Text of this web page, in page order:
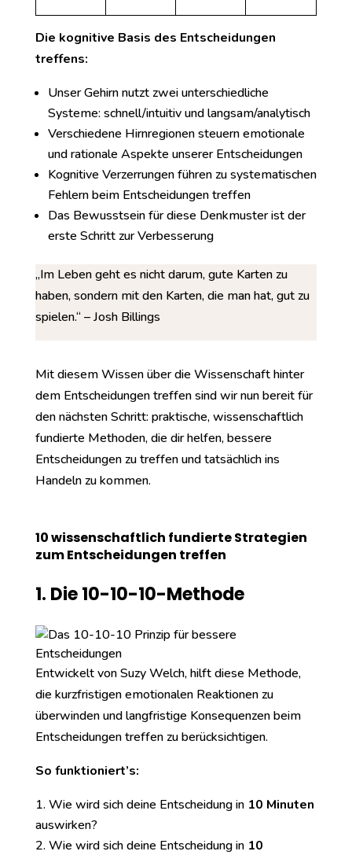
Die kognitive Basis des Entscheidungen
treffens:
Unser Gehirn nutzt zwei unterschiedliche
Systeme: schnell/intuitiv und langsam/analytisch
Verschiedene Hirnregionen steuern emotionale
und rationale Aspekte unserer Entscheidungen
Kognitive Verzerrungen führen zu systematischen
Fehlern beim Entscheidungen treffen
Das Bewusstsein für diese Denkmuster ist der
erste Schritt zur Verbesserung
„Im Leben geht es nicht darum, gute Karten zu
haben, sondern mit den Karten, die man hat, gut zu
spielen.“ – Josh Billings
Mit diesem Wissen über die Wissenschaft hinter
dem Entscheidungen treffen sind wir nun bereit für
den nächsten Schritt: praktische, wissenschaftlich
fundierte Methoden, die dir helfen, bessere
Entscheidungen zu treffen und tatsächlich ins
Handeln zu kommen.
10 wissenschaftlich fundierte Strategien
zum Entscheidungen treffen
1. Die 10-10-10-Methode
Entwickelt von Suzy Welch, hilft diese Methode,
die kurzfristigen emotionalen Reaktionen zu
überwinden und langfristige Konsequenzen beim
Entscheidungen treffen zu berücksichtigen.
So funktioniert’s:
Wie wird sich deine Entscheidung in 10 Minuten
auswirken?
Wie wird sich deine Entscheidung in 10